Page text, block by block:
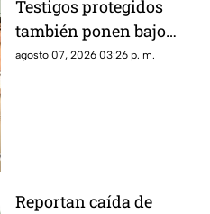
Testigos protegidos
también ponen bajo
presión a políticos en
agosto 07, 2026 03:26 p. m.
Reportan caída de